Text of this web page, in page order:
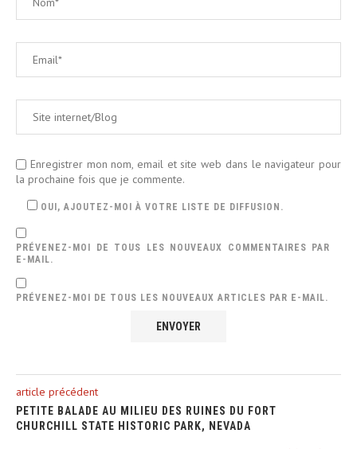
Enregistrer mon nom, email et site web dans le navigateur pour
la prochaine fois que je commente.
OUI, AJOUTEZ-MOI À VOTRE LISTE DE DIFFUSION.
PRÉVENEZ-MOI DE TOUS LES NOUVEAUX COMMENTAIRES PAR
E-MAIL.
PRÉVENEZ-MOI DE TOUS LES NOUVEAUX ARTICLES PAR E-MAIL.
article précédent
PETITE BALADE AU MILIEU DES RUINES DU FORT
CHURCHILL STATE HISTORIC PARK, NEVADA